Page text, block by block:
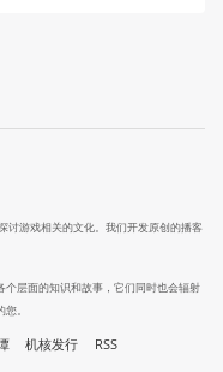
讨游戏相关的文化。我们开发原创的播客
层面的知识和故事，它们同时也会辐射
。
机核发行 RSS